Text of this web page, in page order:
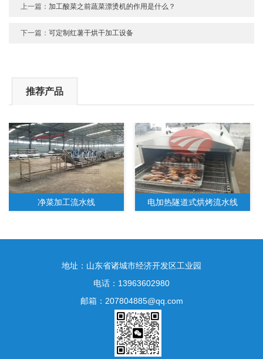
上一篇：加工酸菜之前蔬菜漂烫机的作用是什么？
下一篇：可定制红薯干烘干加工设备
推荐产品
净菜加工流水线 电加热隧道式烘烤流水线
水果净菜加工生产线
地址：山东省诸城市经济开发区工业园
电话：13963602980
邮箱：207804885@qq.com